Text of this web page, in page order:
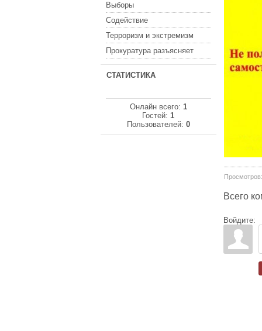
Выборы
Содействие
Терроризм и экстремизм
Прокуратура разъясняет
СТАТИСТИКА
Онлайн всего: 1
Гостей:1
Пользователей: 0
Просмотров:
Всего
Войдите: